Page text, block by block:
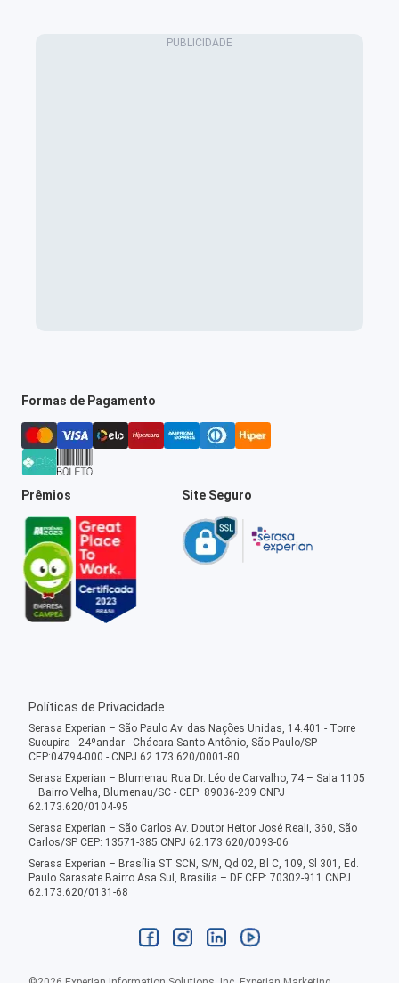
Formas de Pagamento
Prêmios Site Seguro
Políticas de Privacidade
Serasa Experian – São Paulo Av. das Nações Unidas, 14.401 - Torre
Sucupira - 24ºandar - Chácara Santo Antônio, São Paulo/SP -
CEP:04794-000 - CNPJ 62.173.620/0001-80
Serasa Experian – Blumenau Rua Dr. Léo de Carvalho, 74 – Sala 1105
– Bairro Velha, Blumenau/SC - CEP: 89036-239 CNPJ
62.173.620/0104-95
Serasa Experian – São Carlos Av. Doutor Heitor José Reali, 360, São
Carlos/SP CEP: 13571-385 CNPJ 62.173.620/0093-06
Serasa Experian – Brasília ST SCN, S/N, Qd 02, Bl C, 109, Sl 301, Ed.
Paulo Sarasate Bairro Asa Sul, Brasília – DF CEP: 70302-911 CNPJ
62.173.620/0131-68